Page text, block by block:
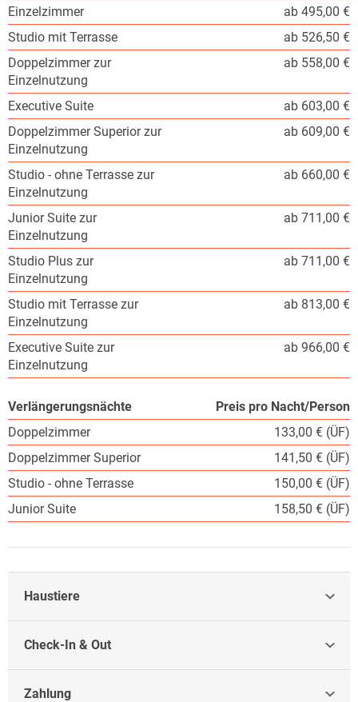
Einzelzimmer
ab 495,00 €
Studio mit Terrasse
ab 526,50 €
Doppelzimmer zur
Einzelnutzung
ab 558,00 €
Executive Suite
ab 603,00 €
Doppelzimmer Superior zur
Einzelnutzung
ab 609,00 €
Studio - ohne Terrasse zur
Einzelnutzung
ab 660,00 €
Junior Suite zur
Einzelnutzung
ab 711,00 €
Studio Plus zur
Einzelnutzung
ab 711,00 €
Studio mit Terrasse zur
Einzelnutzung
ab 813,00 €
Executive Suite zur
Einzelnutzung
ab 966,00 €
Verlängerungsnächte
Preis pro Nacht/Person
Doppelzimmer
133,00 € (ÜF)
Doppelzimmer Superior
141,50 € (ÜF)
Studio - ohne Terrasse
150,00 € (ÜF)
Junior Suite
158,50 € (ÜF)
Haustiere
Check-In & Out
Zahlung